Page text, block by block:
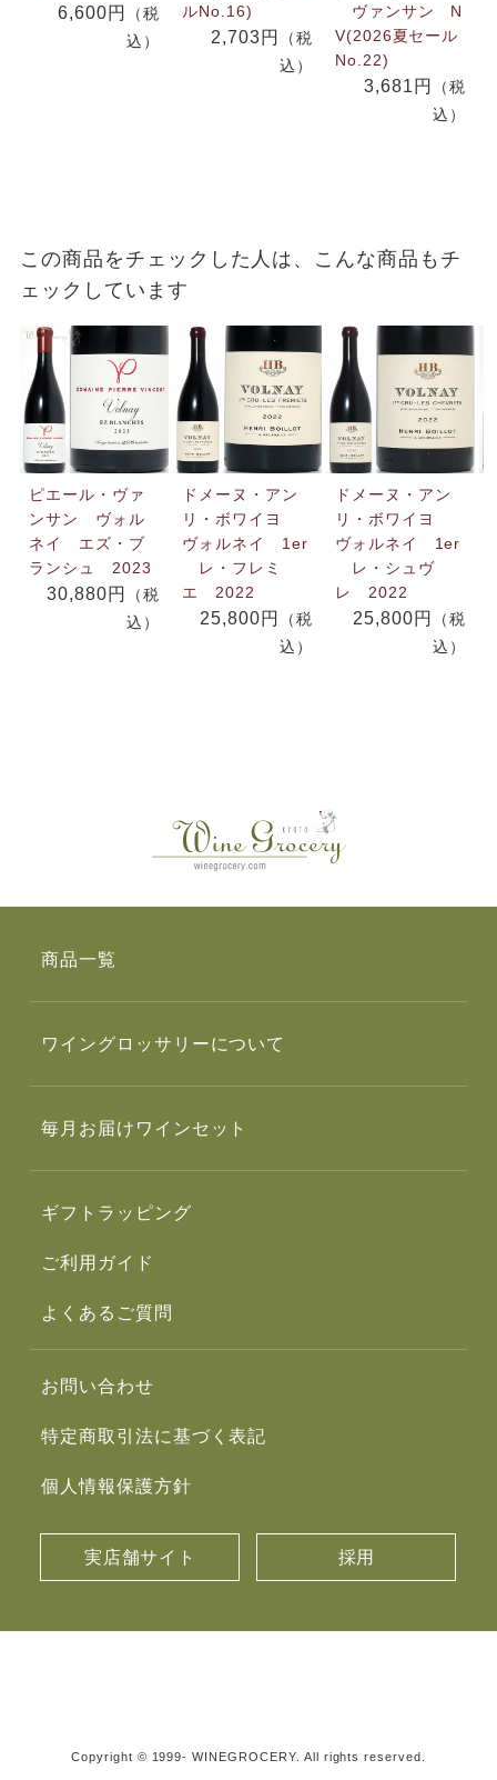
6,600円
（税
込）
ルNo.16)
2,703円
（税
込）
ヴァンサン N
V(2026夏セール
No.22)
3,681円
（税
込）
この商品をチェックした人は、こんな商品もチ
ェックしています
ピエール・ヴァ
ンサン ヴォル
ネイ エズ・ブ
ランシュ 2023
30,880円
（税
込）
ドメーヌ・アン
リ・ボワイヨ
ヴォルネイ 1er
レ・フレミ
エ 2022
25,800円
（税
込）
ドメーヌ・アン
リ・ボワイヨ
ヴォルネイ 1er
レ・シュヴ
レ 2022
25,800円
（税
込）
商品一覧
ワイングロッサリーについて
毎月お届けワインセット
ギフトラッピング
ご利用ガイド
よくあるご質問
お問い合わせ
特定商取引法に基づく表記
個人情報保護方針
実店舗サイト 採用
Copyright © 1999- WINEGROCERY. All rights reserved.